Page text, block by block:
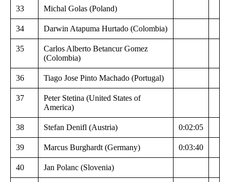
33 Michal Golas (Poland)
34 Darwin Atapuma Hurtado (Colombia)
35
Carlos Alberto Betancur Gomez
(Colombia)
36 Tiago Jose Pinto Machado (Portugal)
37
Peter Stetina (United States of
America)
38 Stefan Denifl (Austria) 0:02:05
39 Marcus Burghardt (Germany) 0:03:40
40 Jan Polanc (Slovenia)